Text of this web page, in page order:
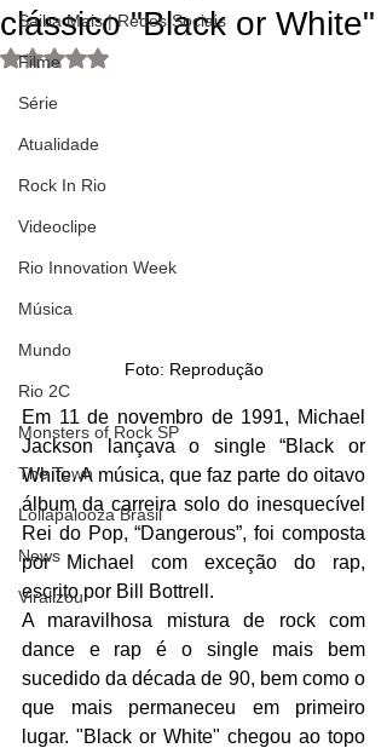
Saiba Mais | Redes Sociais
Filme
Série
Atualidade
Rock In Rio
Videoclipe
Rio Innovation Week
Música
Mundo
Rio 2C
Monsters of Rock SP
The Town
Lollapalooza Brasil
News
Viralizou
clássico "Black or White"
Avaliado com NaN de 5 estrelas.
Foto: Reprodução
Em 11 de novembro de 1991, Michael
Jackson lançava o single “Black or
White. A música, que faz parte do oitavo
álbum da carreira solo do inesquecível
Rei do Pop, “Dangerous”, foi composta
por Michael com exceção do rap,
escrito por Bill Bottrell.
A maravilhosa mistura de rock com
dance e rap é o single mais bem
sucedido da década de 90, bem como o
que mais permaneceu em primeiro
lugar. "Black or White" chegou ao topo